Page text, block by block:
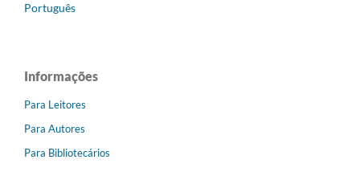
Português
Informações
Para Leitores
Para Autores
Para Bibliotecários